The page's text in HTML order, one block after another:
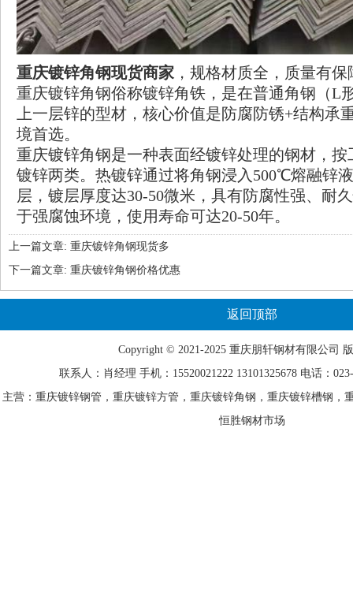
重庆镀锌角钢现货商家 ，规格材质全，质量有
重庆镀锌角钢俗称镀锌角铁，是在普通角钢（L
上一层锌的型材，核心价值是防腐防锈+结构承
境首选。
重庆镀锌角钢是一种表面经镀锌处理的钢材，
镀锌两类。热镀锌通过将角钢浸入500℃熔融锌
层，镀层厚度达30-50微米，具有防腐性强、耐
于强腐蚀环境，使用寿命可达20-50年。
上一篇文章: 重庆镀锌角钢现货多
下一篇文章: 重庆镀锌角钢价格优惠
返回顶部
Copyright © 2021-2025 重庆朋轩钢材有限公司
联系人：肖经理 手机：15520021222 13101325678 电话：
主营：重庆镀锌钢管，重庆镀锌方管，重庆镀锌角钢，重庆镀锌槽钢，
恒胜钢材市场